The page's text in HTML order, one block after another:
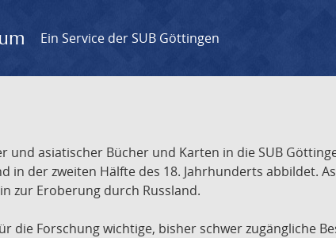
Ein Service der SUB Göttingen
und asiatischer Bücher und Karten in die SUB
in der zweiten Hälfte des 18. Jahrhunderts abbildet.
zur Eroberung durch Russland.
die Forschung wichtige, bisher schwer zugängliche